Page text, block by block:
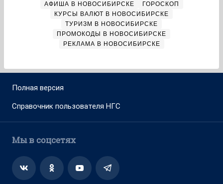
АФИША В НОВОСИБИРСКЕ
ГОРОСКОП
КУРСЫ ВАЛЮТ В НОВОСИБИРСКЕ
ТУРИЗМ В НОВОСИБИРСКЕ
ПРОМОКОДЫ В НОВОСИБИРСКЕ
РЕКЛАМА В НОВОСИБИРСКЕ
Полная версия
Справочник пользователя НГС
Мы в соцсетях